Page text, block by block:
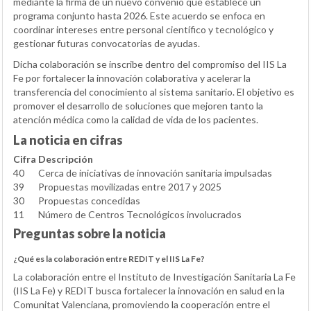
programa conjunto hasta 2026. Este acuerdo se enfoca en
coordinar intereses entre personal científico y tecnológico y
gestionar futuras convocatorias de ayudas.
Dicha colaboración se inscribe dentro del compromiso del IIS La
Fe por fortalecer la innovación colaborativa y acelerar la
transferencia del conocimiento al sistema sanitario. El objetivo es
promover el desarrollo de soluciones que mejoren tanto la
atención médica como la calidad de vida de los pacientes.
La noticia en cifras
Cifra Descripción
40
Cerca de iniciativas de innovación sanitaria impulsadas
39
Propuestas movilizadas entre 2017 y 2025
30
Propuestas concedidas
11
Número de Centros Tecnológicos involucrados
Preguntas sobre la noticia
¿Qué es la colaboración entre REDIT y el IIS La Fe?
La colaboración entre el Instituto de Investigación Sanitaria La Fe
(IIS La Fe) y REDIT busca fortalecer la innovación en salud en la
Comunitat Valenciana, promoviendo la cooperación entre el